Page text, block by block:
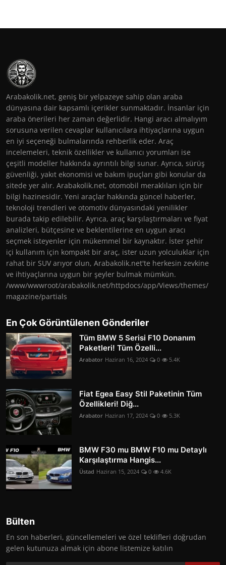
Arabakolik.net, geniş bir yelpazeye sahip olan araba
dünyasına dair kapsamlı içerikler sunmaktadır. İnsanlar için
araba önerileri her zaman değerlidir. Hangi aracı almalıyım
sorusuna verilen cevaplar kullanıcılara ihtiyaçlarına uygun
en iyi seçeneği bulmalarında rehberlik eder. Araç
incelemeleri, teknik özellikler ve kullanıcı yorumları ise
çeşitli modeller hakkında ayrıntılı bilgi sunar. Ayrıca, sürüş
güvenliği, yakıt ekonomisi ve bakım ipuçları gibi konular da
sitede yer alır. Arabakolik.net, otomobil meraklıları için bir
bilgi hazinesidir. Yeni araçlar hakkında güncel haberler,
teknoloji trendleri ve otomotiv dünyasındaki yenilikler
burada takip edilebilir. Ayrıca, araç karşılaştırmaları ve fiyat
analizleri, bütçesine ve beklentilerine en uygun aracı
seçmek isteyenler için mükemmel bir kaynaktır. İster şehir
içi kullanım için kompakt bir araç, ister uzun yolculuklar için
rahat bir SUV arıyor olun, Arabakolik.net'te herkesin zevkine
ve ihtiyaçlarına uygun bir şeyler bulmak mümkün.
/www/wwwroot/arabakolik.net/httpdocs/app/Views/themes/
magazine/partials
En Çok Görüntülenen Gönderiler
Tüm BMW 5 Serisi F10 Donanım
Paketleri! Tüm Özelli...
Arabator Haziran 16, 2024 0 5.4K
Fiat Egea Easy Stil Paketinin Tüm
Özellikleri! Diğ...
Arabator Haziran 17, 2024 0 5.3K
BMW F30 mu BMW F10 mu Detaylı
Karşılaştırma Hangis...
Üstad Haziran 15, 2024 0 4.6K
Bülten
En son haberleri, güncellemeleri ve özel teklifleri doğrudan
gelen kutunuza almak için abone listemize katılın